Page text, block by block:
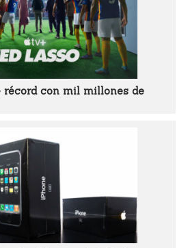
récord con mil millones de